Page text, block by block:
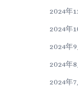
2024年
2024年
2024年9
2024年8
2024年7